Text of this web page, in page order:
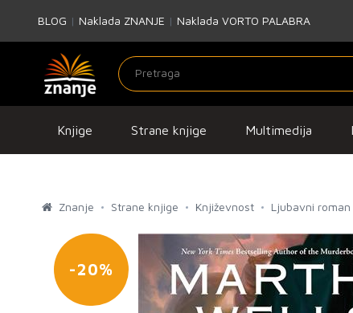
BLOG | Naklada ZNANJE | Naklada VORTO PALABRA
Knjige Strane knjige Multimedija
Znanje Strane knjige Književnost Ljubavni roman
-20%